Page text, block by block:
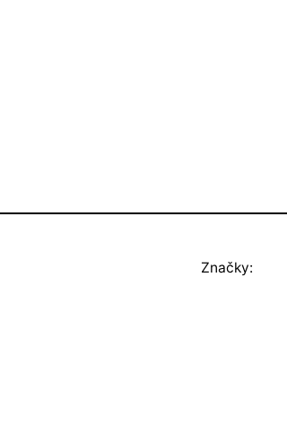
Značky: